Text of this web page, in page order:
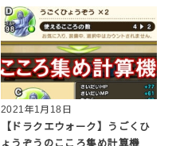
2021年1月18日
【ドラクエウォーク】うごくひ